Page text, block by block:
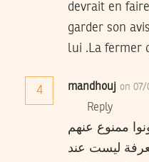
devrait en
garder son
lui .La fermer
4 mandhouj on 07/
Reply
ممنوع عنهم
ليست عند